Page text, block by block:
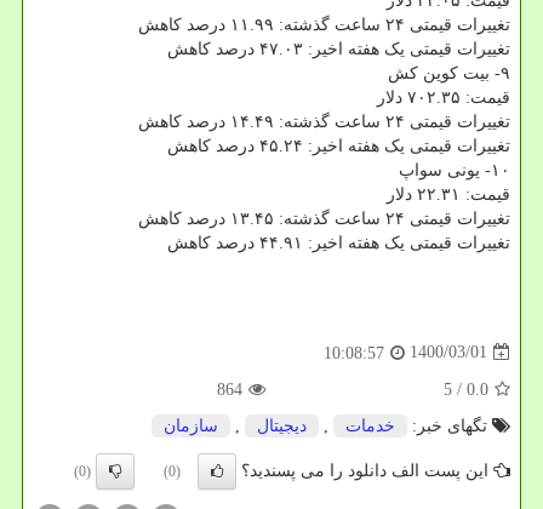
تغییرات قیمتی ۲۴ ساعت گذشته: ۱۱.۹۹ درصد کاهش
تغییرات قیمتی یک هفته اخیر: ۴۷.۰۳ درصد کاهش
۹- بیت کوین کش
قیمت: ۷۰۲.۳۵ دلار
تغییرات قیمتی ۲۴ ساعت گذشته: ۱۴.۴۹ درصد کاهش
تغییرات قیمتی یک هفته اخیر: ۴۵.۲۴ درصد کاهش
۱۰- یونی سواپ
قیمت: ۲۲.۳۱ دلار
تغییرات قیمتی ۲۴ ساعت گذشته: ۱۳.۴۵ درصد کاهش
تغییرات قیمتی یک هفته اخیر: ۴۴.۹۱ درصد کاهش
1400/03/01
10:08:57
0.0
/ 5
864
تگهای خبر:
خدمات , دیجیتال , سازمان
این پست الف دانلود را می پسندید؟ (0)
(0)